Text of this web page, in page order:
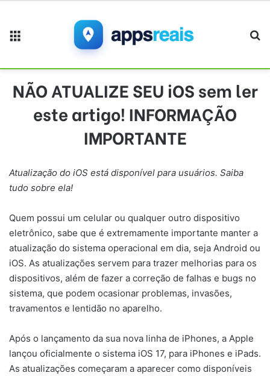
NÃO ATUALIZE SEU iOS sem ler
este artigo! INFORMAÇÃO
IMPORTANTE
Atualização do iOS está disponível para usuários. Saiba
tudo sobre ela!
Quem possui um celular ou qualquer outro dispositivo
eletrônico, sabe que é extremamente importante manter a
atualização do sistema operacional em dia, seja Android ou
iOS. As atualizações servem para trazer melhorias para os
dispositivos, além de fazer a correção de falhas e bugs no
sistema, que podem ocasionar problemas, invasões,
travamentos e lentidão no aparelho.
Após o lançamento da sua nova linha de iPhones, a Apple
lançou oficialmente o sistema iOS 17, para iPhones e iPads.
As atualizações começaram a aparecer como disponíveis